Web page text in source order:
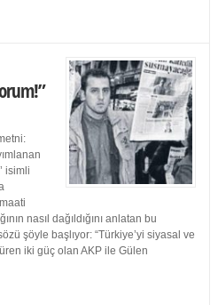
isimli
nasıl dağıldığını anlatan bu
şöyle başlıyor: “Türkiye’yi siyasal ve
iki güç olan AKP ile Gülen